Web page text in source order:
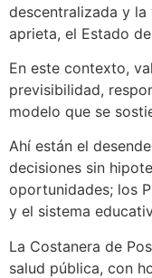
descentralizada y
aprieta, el Estado
En este contexto,
previsibilidad,
modelo que se
Ahí están el
decisiones sin
oportunidades; los
y el sistema
La Costanera de
salud pública, con